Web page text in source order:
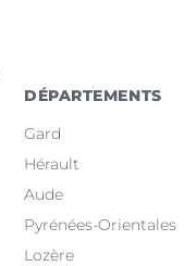
DÉPARTEMENTS
Gard
Hérault
Aude
Pyrénées-Orientales
Lozère